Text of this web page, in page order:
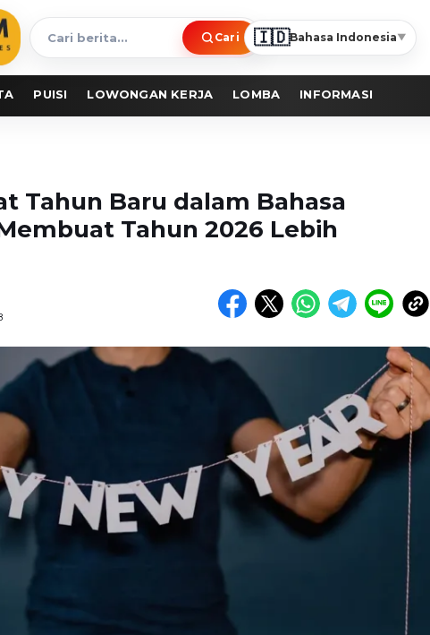
Cari
berita
Cari 🇮🇩Bahasa Indonesia▼
PUISI LOWONGAN KERJA LOMBA INFORMASI
Tahun Baru dalam Bahasa
Tahun 2026 Lebih